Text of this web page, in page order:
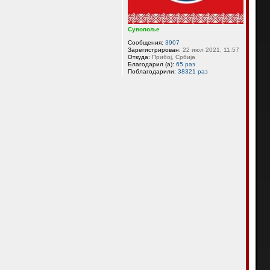
Сувопоље
Сообщения: 3907
Зарегистрирован: 22 июл 2021, 11:57
Откуда: Прибој, Србија
Благодарил (а): 65 раз
Поблагодарили: 38321 раз